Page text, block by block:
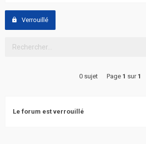
FAQ
Verrouillé
0 sujet Page 1 sur 1
Le forum est verrouillé